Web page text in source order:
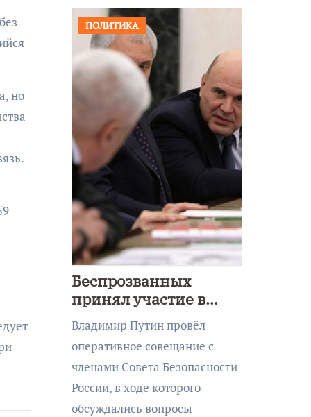
но
ПОЛИТИКА
Беспрозванных
принял участие в
совещании Совбеза
под руководством
Путина
Владимир Путин провёл
оперативное совещание с
членами Совета Безопасности
России, в ходе которого
обсуждались вопросы